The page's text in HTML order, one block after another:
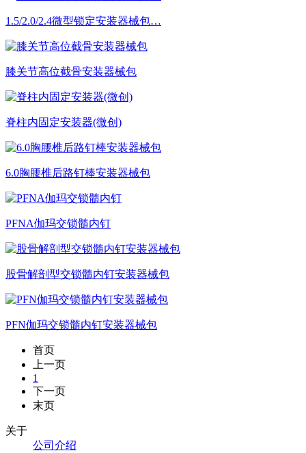
1.5/2.0/2.4微型锁定安装器械包…
膝关节高位截骨安装器械包
脊柱内固定安装器(微创)
6.0胸腰椎后路钉棒安装器械包
PFNA伽玛交锁髓内钉
股骨解剖型交锁髓内钉安装器械包
PFN伽玛交锁髓内钉安装器械包
首页
上一页
1
下一页
末页
关于
公司介绍